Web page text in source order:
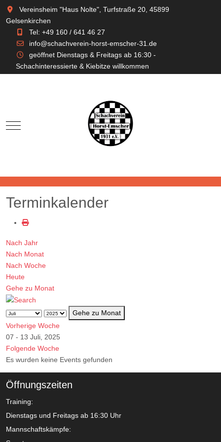
Vereinsheim "Haus Nolte", Turfstraße 20, 45899
Gelsenkirchen
Tel: +49 160 / 641 46 27
info@schachverein-horst-emscher-31.de
geöffnet Dienstags & Freitags ab 16:30 -
Schachinteressierte & Kiebitze willkommen
Mobile Menu Toggle
Terminkalender
Nach Jahr
Nach Monat
Nach Woche
Heute
Gehe zu Monat
Gehe zu Monat
Vorherige Woche
07 - 13 Juli, 2025
Folgende Woche
Es wurden keine Events gefunden
Öffnungszeiten
Training:
Dienstags und Freitags ab 16:30 Uhr
Mannschaftskämpfe: